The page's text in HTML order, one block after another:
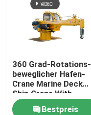
360 Grad-Rotations-
beweglicher Hafen-
Crane Marine Deck
Ship Crane With-
Teleskopausleger
Bestpreis